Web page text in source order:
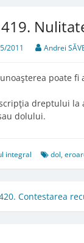
2011 Andrei
poate
dreptului la
dolului.
integral dol,
Contestarea